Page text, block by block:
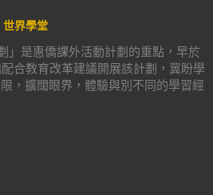
世界學堂
」是惠僑課外活動計劃的重點，早於
合教育改革建議開展該計劃，冀盼學
，擴闊眼界，體驗與別不同的學習經